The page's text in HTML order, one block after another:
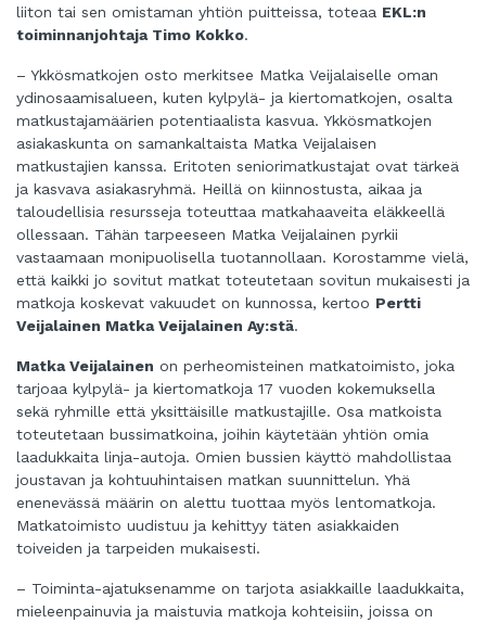
liiton tai sen omistaman yhtiön puitteissa, toteaa EKL:n
toiminnanjohtaja Timo Kokko.
– Ykkösmatkojen osto merkitsee Matka Veijalaiselle oman
ydinosaamisalueen, kuten kylpylä- ja kiertomatkojen, osalta
matkustajamäärien potentiaalista kasvua. Ykkösmatkojen
asiakaskunta on samankaltaista Matka Veijalaisen
matkustajien kanssa. Eritoten seniorimatkustajat ovat tärkeä
ja kasvava asiakasryhmä. Heillä on kiinnostusta, aikaa ja
taloudellisia resursseja toteuttaa matkahaaveita eläkkeellä
ollessaan. Tähän tarpeeseen Matka Veijalainen pyrkii
vastaamaan monipuolisella tuotannollaan. Korostamme vielä,
että kaikki jo sovitut matkat toteutetaan sovitun mukaisesti ja
matkoja koskevat vakuudet on kunnossa, kertoo Pertti
Veijalainen Matka Veijalainen Ay:stä.
Matka Veijalainen on perheomisteinen matkatoimisto, joka
tarjoaa kylpylä- ja kiertomatkoja 17 vuoden kokemuksella
sekä ryhmille että yksittäisille matkustajille. Osa matkoista
toteutetaan bussimatkoina, joihin käytetään yhtiön omia
laadukkaita linja-autoja. Omien bussien käyttö mahdollistaa
joustavan ja kohtuuhintaisen matkan suunnittelun. Yhä
enenevässä määrin on alettu tuottaa myös lentomatkoja.
Matkatoimisto uudistuu ja kehittyy täten asiakkaiden
toiveiden ja tarpeiden mukaisesti.
– Toiminta-ajatuksenamme on tarjota asiakkaille laadukkaita,
mieleenpainuvia ja maistuvia matkoja kohteisiin, joissa on